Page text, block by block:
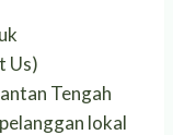
Us)
Tengah
lokal